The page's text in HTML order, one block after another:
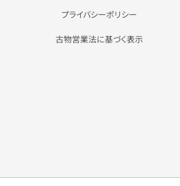
プライバシーポリシー
古物営業法に基づく表示